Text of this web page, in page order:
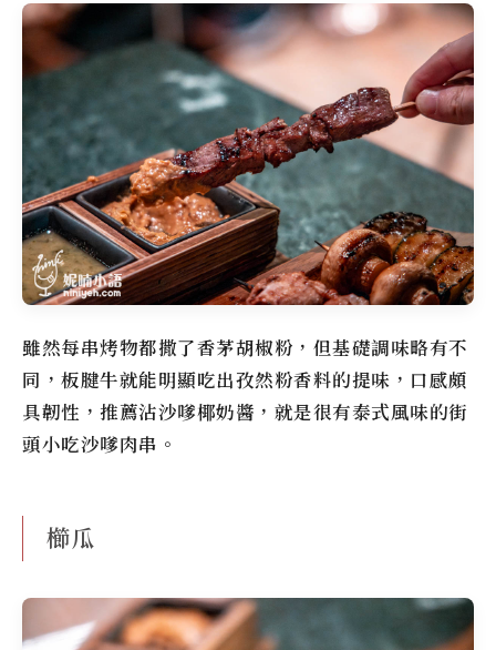
雖然每串烤物都撒了香茅胡椒粉，但基礎調味略有不
同，板腱牛就能明顯吃出孜然粉香料的提味，口感頗
具韌性，推薦沾沙嗲椰奶醬，就是很有泰式風味的街
頭小吃沙嗲肉串。
櫛瓜